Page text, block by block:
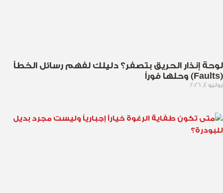
لوحة إنذار الحريق بتصفر؟ دليلك لفهم رسائل الخطأ
(Faults) وحلها فوراً
يوليو 4, 2026